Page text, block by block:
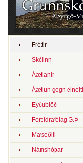
Fréttir
Skólinn
Áætlanir
Áætlun gegn einelti
Eyðublöð
Foreldrafélag G.Þ
Matseðill
Námshópar